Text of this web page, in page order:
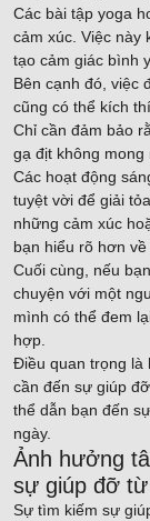
Các bài tập yoga
cảm xúc. Việc này
tạo cảm giác bình
Bên cạnh đó, việc
cũng có thể kích
Chỉ cần đảm bảo
gạ địt không mong
Các hoạt động
tuyệt vời để giải
những cảm xúc
bạn hiểu rõ hơn về
Cuối cùng, nếu
chuyện với một
mình có thể đem
hợp.
Điều quan trọng là
cần đến sự giúp
thể dẫn bạn đến
ngày.
Ảnh hưởng
sự giúp đỡ
Sự tìm kiếm sự